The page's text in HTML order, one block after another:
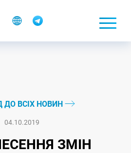
ДО ВСІХ НОВИН
04.10.2019
ЗМІН